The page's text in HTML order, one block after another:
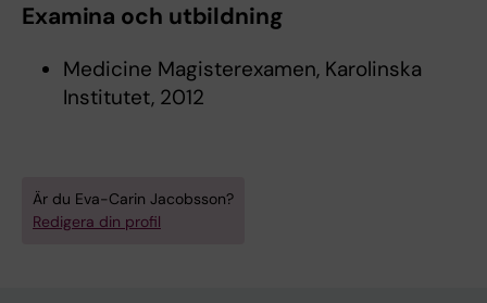
Examina och utbildning
Medicine Magisterexamen, Karolinska
Institutet, 2012
Är du Eva-Carin Jacobsson?
Redigera din profil